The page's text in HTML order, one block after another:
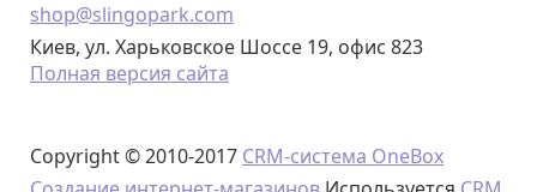
shop@slingopark.com
Киев, ул. Харьковское Шоссе 19, офис 823
Полная версия сайта
Copyright © 2010-2017 CRM-система OneBox